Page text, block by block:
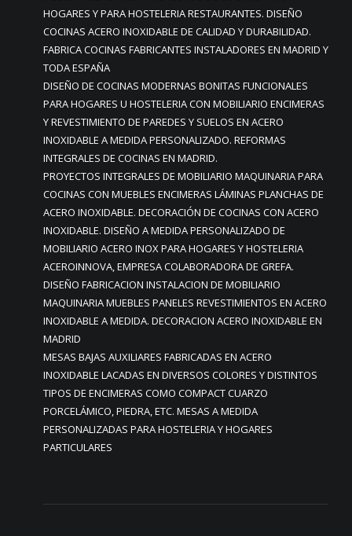
HOGARES Y PARA HOSTELERIA RESTAURANTES. DISEÑO
COCINAS ACERO INOXIDABLE DE CALIDAD Y DURABILIDAD.
FABRICA COCINAS FABRICANTES INSTALADORES EN MADRID Y
TODA ESPAÑA
DISEÑO DE COCINAS MODERNAS BONITAS FUNCIONALES
PARA HOGARES U HOSTELERIA CON MOBILIARIO ENCIMERAS
Y REVESTIMIENTO DE PAREDES Y SUELOS EN ACERO
INOXIDABLE A MEDIDA PERSONALIZADO. REFORMAS
INTEGRALES DE COCINAS EN MADRID.
PROYECTOS INTEGRALES DE MOBILIARIO MAQUINARIA PARA
COCINAS CON MUEBLES ENCIMERAS LÁMINAS PLANCHAS DE
ACERO INOXIDABLE. DECORACIÓN DE COCINAS CON ACERO
INOXIDABLE. DISEÑO A MEDIDA PERSONALIZADO DE
MOBILIARIO ACERO INOX PARA HOGARES Y HOSTELERIA
ACEROINNOVA, EMPRESA COLABORADORA DE GREFA.
DISEÑO FABRICACION INSTALACION DE MOBILIARIO
MAQUINARIA MUEBLES PANELES REVESTIMIENTOS EN ACERO
INOXIDABLE A MEDIDA. DECORACION ACERO INOXIDABLE EN
MADRID
MESAS BAJAS AUXILIARES FABRICADAS EN ACERO
INOXIDABLE LACADAS EN DIVERSOS COLORES Y DISTINTOS
TIPOS DE ENCIMERAS COMO COMPACT CUARZO
PORCELÁMICO, PIEDRA, ETC. MESAS A MEDIDA
PERSONALIZADAS PARA HOSTELERIA Y HOGARES
PARTICULARES